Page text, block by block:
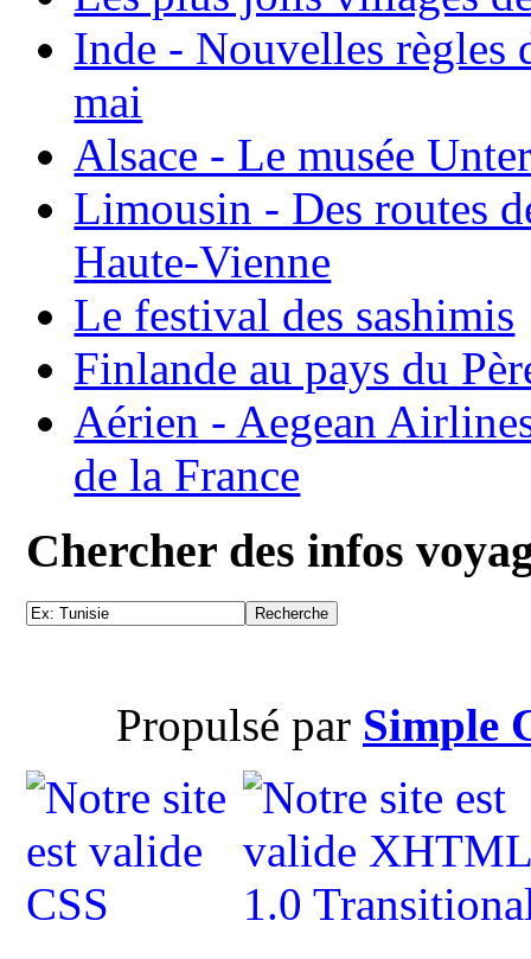
Inde - Nouvelles règles
mai
Alsace - Le musée
Limousin - Des routes
Haute-Vienne
Le festival des sashimis
Finlande au pays du
Aérien - Aegean
de la France
Chercher des infos
Propulsé par Simple